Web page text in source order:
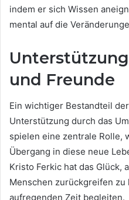
indem er sich Wissen
mental auf die
und Freunde
Ein wichtiger Bestandteil
Unterstützung durch das
spielen eine zentrale Rolle,
Übergang in diese neue
Kristo Ferkic hat das Glück,
Menschen zurückgreifen
aufregenden Zeit begleiten.